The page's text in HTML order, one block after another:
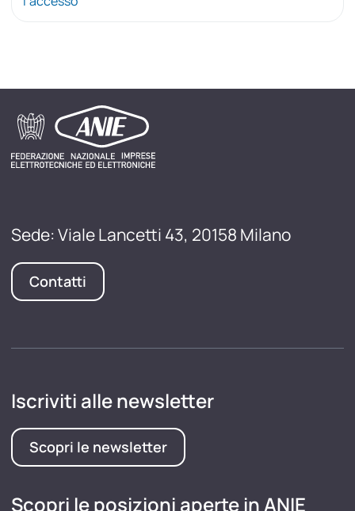
Sede: Viale Lancetti 43, 20158 Milano
Contatti
Iscriviti alle newsletter
Scopri le newsletter
Scopri le posizioni aperte in ANIE